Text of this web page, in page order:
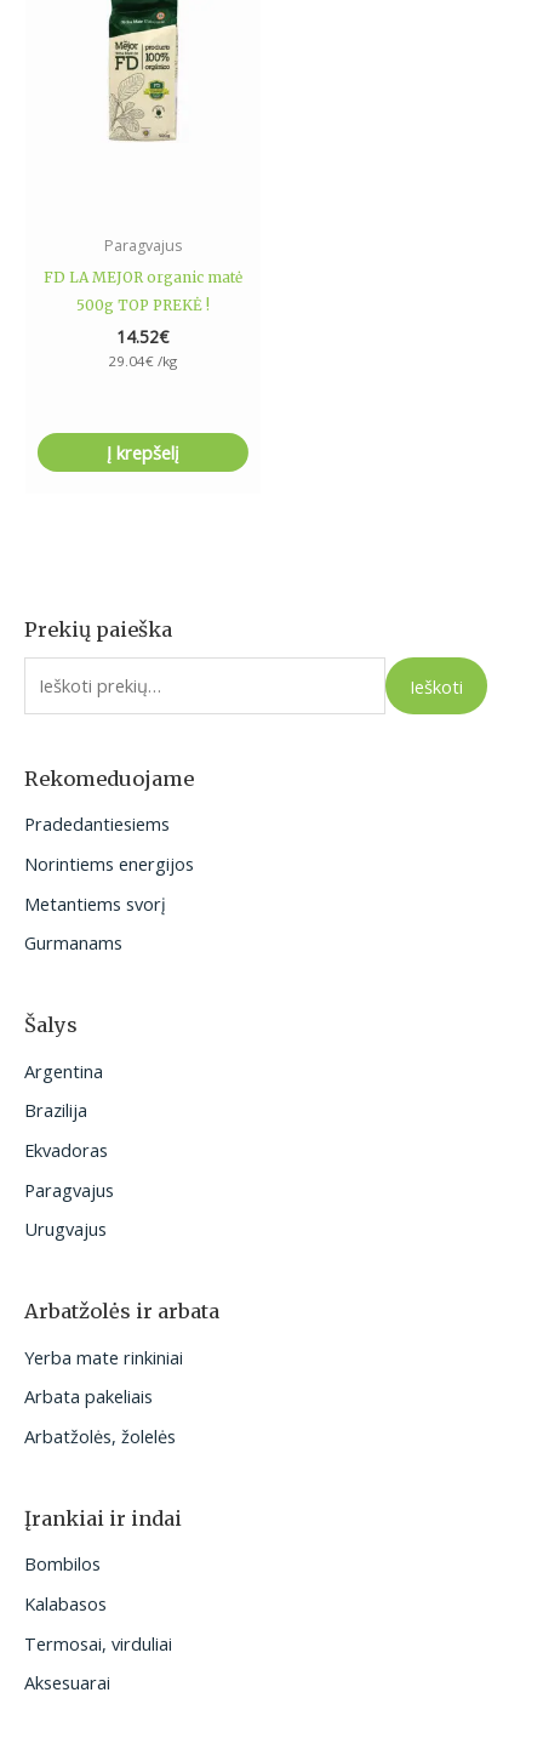
Prekių paieška
I
e
o
:
Ieškoti
Rekomeduojame
Pradedantiesiems
Norintiems energijos
Metantiems svorį
Gurmanams
Šalys
Argentina
Brazilija
Ekvadoras
Paragvajus
Urugvajus
Arbatžolės ir arbata
Yerba mate rinkiniai
Arbata pakeliais
Arbatžolės, žolelės
Įrankiai ir indai
Bombilos
Kalabasos
Termosai, virduliai
Aksesuarai
Paragvajus
FD LA MEJOR organic matė
500g TOP PREKĖ !
14.52€
29.04€ /kg
Į krepšelį